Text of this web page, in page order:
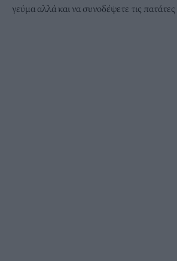
γεύμα αλλά και να συνοδέψετε τις